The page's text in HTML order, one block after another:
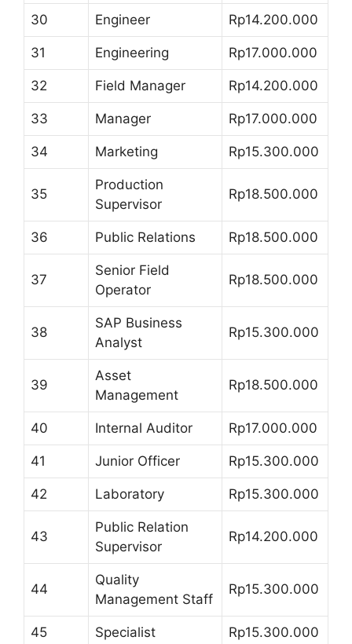
30 Engineer Rp14.200.000
31 Engineering Rp17.000.000
32 Field Manager Rp14.200.000
33 Manager Rp17.000.000
34 Marketing Rp15.300.000
35
Production
Supervisor
Rp18.500.000
36 Public Relations Rp18.500.000
37
Senior Field
Operator
Rp18.500.000
38
SAP Business
Analyst
Rp15.300.000
39
Asset
Management
Rp18.500.000
40 Internal Auditor Rp17.000.000
41 Junior Officer Rp15.300.000
42 Laboratory Rp15.300.000
43
Public Relation
Supervisor
Rp14.200.000
44
Quality
Management Staff
Rp15.300.000
45 Specialist Rp15.300.000